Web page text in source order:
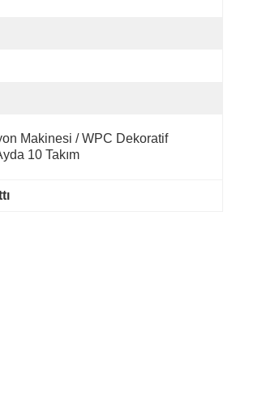
Makinesi / WPC Dekoratif
10 Takım